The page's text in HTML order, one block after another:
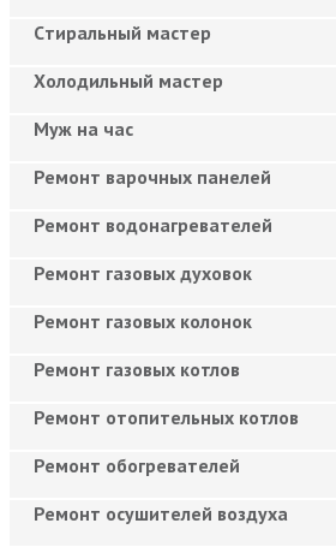
Cтиральный мастер
Холодильный мастер
Муж на час
Ремонт варочных панелей
Ремонт водонагревателей
Ремонт газовых духовок
Ремонт газовых колонок
Ремонт газовых котлов
Ремонт отопительных котлов
Ремонт обогревателей
Ремонт осушителей воздуха